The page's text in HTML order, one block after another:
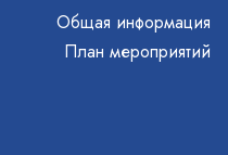
Общая информация
План мероприятий